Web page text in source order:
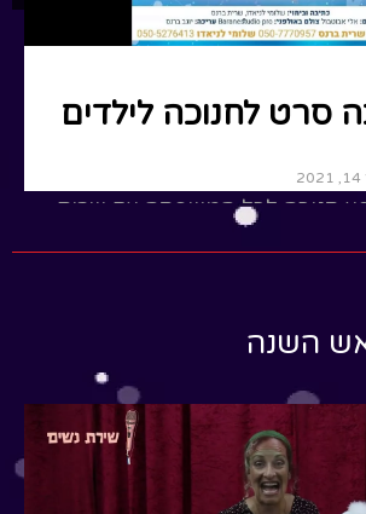
סרט לחנוכה לילדים
חנוכה לכל המשפחה עם שרית
השנה